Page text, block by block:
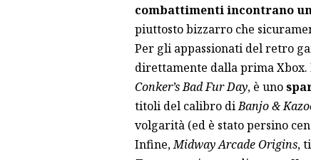
combattimenti incontrano
piuttosto bizzarro che
Per gli appassionati del retro
direttamente dalla prima
Conker’s Bad Fur Day, è uno
titoli del calibro diBanjo &
volgarità (ed è stato persino
Infine,Midway Arcade Origins,